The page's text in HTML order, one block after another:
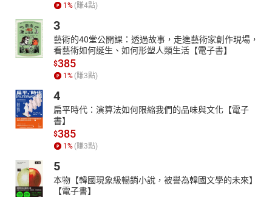
1 % (賺4點)
3
藝術的40堂公開課：透過故事，走進藝術家創作現場，
看藝術如何誕生、如何形塑人類生活【電子書】
$385
1 % (賺3點)
4
扁平時代：演算法如何限縮我們的品味與文化【電子
書】
$385
1 % (賺3點)
5
本物【韓國現象級暢銷小說，被譽為韓國文學的未來】
【電子書】